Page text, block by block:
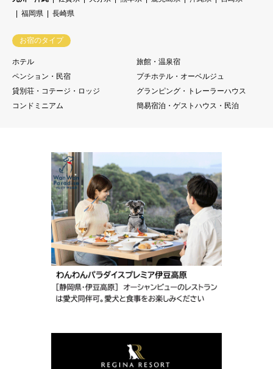
福岡県
長崎県
お宿のタイプ
ホテル
旅館・温泉宿
ペンション・民宿
プチホテル・オーベルジュ
貸別荘・コテージ・ロッジ
グランピング・トレーラーハウス
コンドミニアム
簡易宿泊・ゲストハウス・民泊